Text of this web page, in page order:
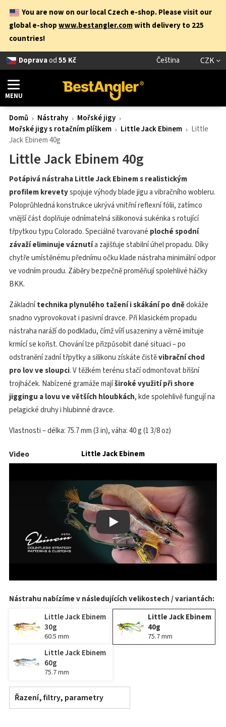
You are now on our local Czech e-shop. Please visit our
global e-shopwww.bestangler.comwith delivery to 225
countries!
Dopravaod55 Kč Čeština CZK
MENU
Domů Nástrahy
Mořské jigy
Mořské jigy s rotačním plíškem
Little Jack Ebinem
Little
Jack Ebinem 40g
Video Little Jack Ebinem
Play
Little Jack Ebinem 40g
Potápivá nástraha Little Jack Ebinem s realistickým
profilem krevetyspojuje výhody blade jigu a vibračního wobleru.
Poloprůhledná konstrukce ukrývá vnitřní reflexní fólii, zatímco
vnější část doplňuje odnímatelná silikonová sukénka s rotující
třpytkou typu Colorado. Speciálně tvarované ploché spodní
závaží eliminuje váznutía zajišťuje stabilní úhel propadu. Díky
chytře umístěnému přednímu očku klade nástraha minimální odpor
ve vodním proudu. Záběry bezpečně proměňují spolehlivé háčky
BKK.
Základnítechnika plynulého tažení i skákání po dnědokáže
snadno vyprovokovat i pasivní dravce. Při klasickém propadu
nástraha naráží do podkladu, čímž víří usazeniny a věrně imituje
krmící se kořist. Chování lze přizpůsobit dané situaci – po
odstranění zadní třpytky a silikonu získáte čistěvibrační chod
pro lov ve sloupci. V těžkém terénu stačí odmontovat břišní
trojháček. Nabízené gramáže majíširoké využití při shore
jiggingu a lovu ve větších hloubkách, kde spolehlivě fungují na
pelagické druhy i hlubinné dravce.
Vlastnosti – délka: 75.7 mm (3 in), váha: 40 g (1 3/8 oz)
Nástrahu nabízíme v následujících velikostech / variantách:
Little Jack Ebinem
30g
60.5 mm
Little Jack Ebinem
40g
75.7 mm
Little Jack Ebinem
60g
75.7 mm
Řazení, filtry, parametry